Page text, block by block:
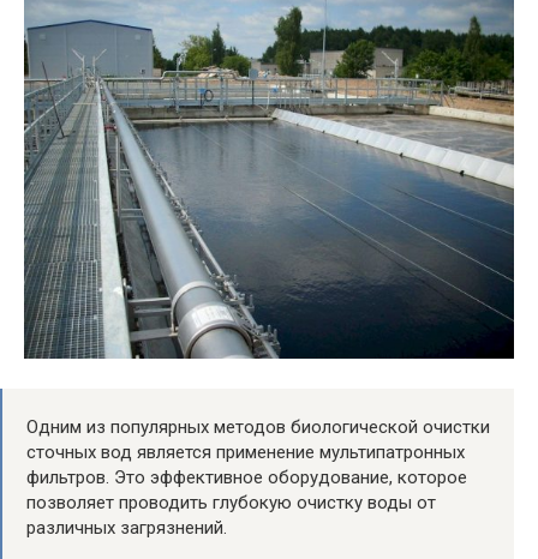
Одним из популярных методов биологической очистки
сточных вод является применение мультипатронных
фильтров. Это эффективное оборудование, которое
позволяет проводить глубокую очистку воды от
различных загрязнений.